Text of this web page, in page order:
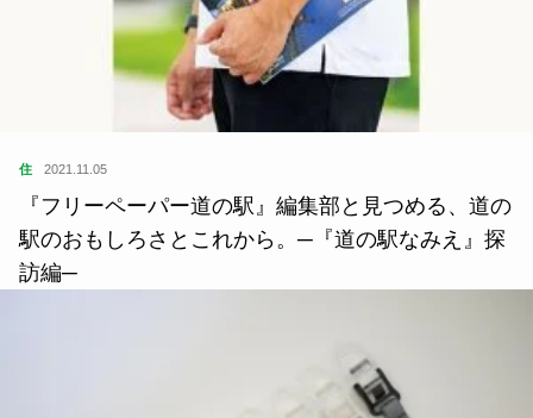
住 2021.11.05
『フリーペーパー道の駅』編集部と見つめる、道の
駅のおもしろさとこれから。─『道の駅なみえ』探
訪編─